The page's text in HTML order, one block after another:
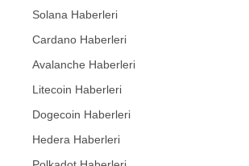
Solana Haberleri
Cardano Haberleri
Avalanche Haberleri
Litecoin Haberleri
Dogecoin Haberleri
Hedera Haberleri